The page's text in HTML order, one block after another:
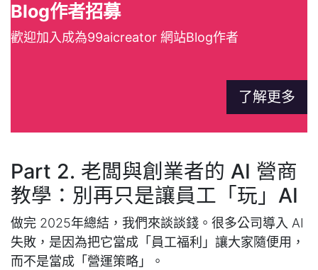
Blog作者招募
歡迎加入成為99aicreator 網站Blog作者
了解更多
Part 2. 老闆與創業者的 AI 營商
教學：別再只是讓員工「玩」AI
做完 2025年總結，我們來談談錢。很多公司導入 AI
失敗，是因為把它當成「員工福利」讓大家隨便用，
而不是當成「營運策略」。